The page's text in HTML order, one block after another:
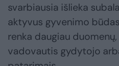
svarbiausia išlieka
aktyvus gyvenimo
renka daugiau
vadovautis gydytojo